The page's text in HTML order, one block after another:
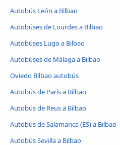
Autobús León a Bilbao
Autobúses de Lourdes a Bilbao
Autobúses Lugo a Bilbao
Autobúses de Málaga a Bilbao
Oviedo Bilbao autobús
Autobús de París a Bilbao
Autobús de Reus a Bilbao
Autobús de Salamanca (ES) a Bilbao
Autobús Sevilla a Bilbao